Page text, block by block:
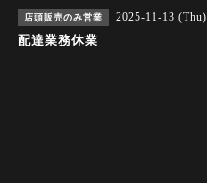
店頭販売のみ営業 2025-11-13 (Thu)
配達業務休業